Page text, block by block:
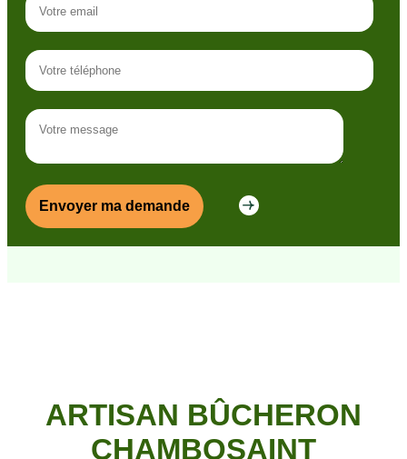
ARTISAN BÛCHERON
CHAMBOSAINT